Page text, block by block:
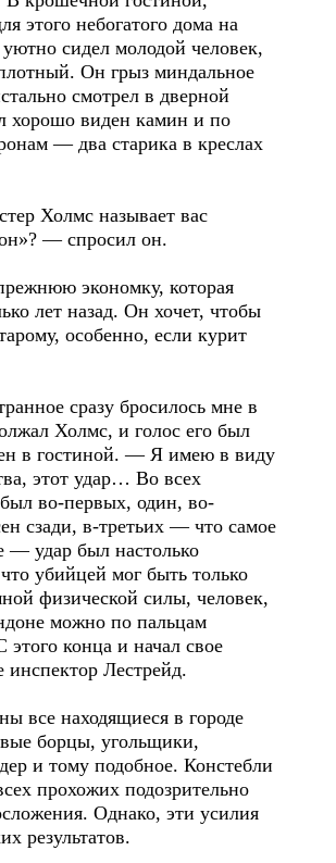
этого небогатого дома на
сидел молодой человек,
Он грыз миндальное
смотрел в дверной
хорошо виден камин и по
— два старика в креслах
Холмс называет вас
— спросил он.
экономку, которая
лет назад. Он хочет, чтобы
особенно, если курит
сразу бросилось мне в
Холмс, и голос его был
в гостиной. — Я имею в виду
этот удар… Во всех
был во-первых, один, во-
сзади, в-третьих — что самое
— удар был настолько
убийцей мог быть только
физической силы, человек,
можно по пальцам
этого конца и начал свое
инспектор Лестрейд.
все находящиеся в городе
борцы, угольщики,
и тому подобное. Констебли
прохожих подозрительно
Однако, эти усилия
результатов.